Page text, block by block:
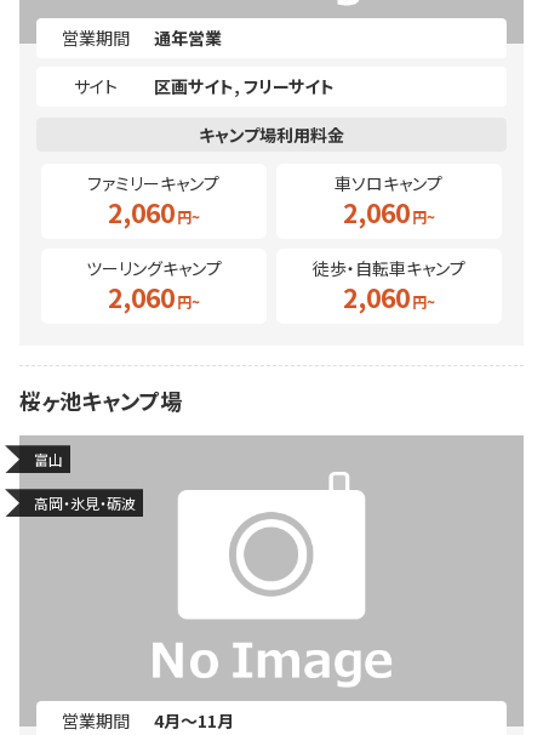
営業期間
通年営業
サイト
区画サイト フリーサイト
ファミリーキャンプ
2,060
車ソロキャンプ
2,060
ツーリングキャンプ
2,060
徒歩・自転車キャンプ
2,060
桜ヶ池キャンプ場
富山
高岡・氷見・砺波
営業期間
4月～11月